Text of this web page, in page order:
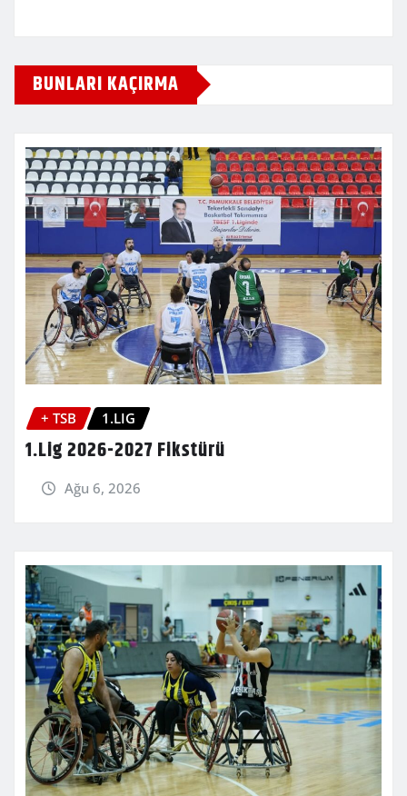
BUNLARI KAÇIRMA
+ TSB 1.LIG
1.Lig 2026-2027 Fikstürü
Ağu 6, 2026